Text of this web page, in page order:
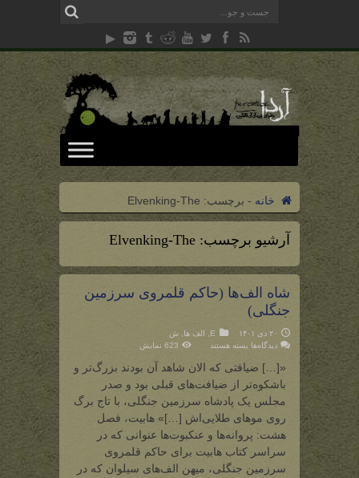
خانه - برچسب: Elvenking-The
آرشیو برچسب: Elvenking-The
شاه الف‌ها (حاکم قلمروی سرزمین
جنگلی)
۲۰ دی ۱۴۰۱ E الف ها
ش
دیدگاه‌ها برای
الف‌ها
(حاکم
قلمروی
سرزمین
جنگلی)
بسته هستند 623 نمایش
«[…] ضیافتی که الان شاهد آن بودند بزرگ‌‌‌تر و
باشکوه‌‌‌تر از ضیافت‌‌‌های قبلی بود و صدر
مجلس یک پادشاه سرزمین جنگلی، با تاج برگ
روی موهای طلایی‌‌‌اش […]» هابیت، فصل
هشت: پروانه‌‌‌ها و عنکبوت‌‌‌ها عنوانی که در
سراسر کتاب هابیت برای حاکم قلمروی
سرزمین جنگلی، میهن الف‌های سیلوان که در